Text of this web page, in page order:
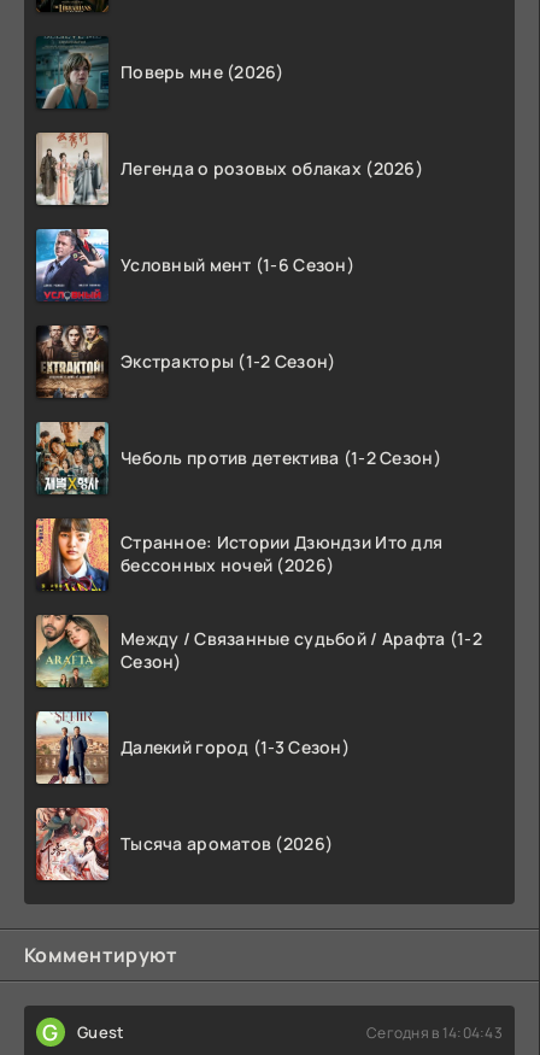
Поверь мне (2026)
Легенда о розовых облаках (2026)
Условный мент (1-6 Сезон)
Экстракторы (1-2 Сезон)
Чеболь против детектива (1-2 Сезон)
Странное: Истории Дзюндзи Ито для
бессонных ночей (2026)
Между / Связанные судьбой / Арафта (1-2
Сезон)
Далекий город (1-3 Сезон)
Тысяча ароматов (2026)
Комментируют
G Guest Сегодня в 14:04:43